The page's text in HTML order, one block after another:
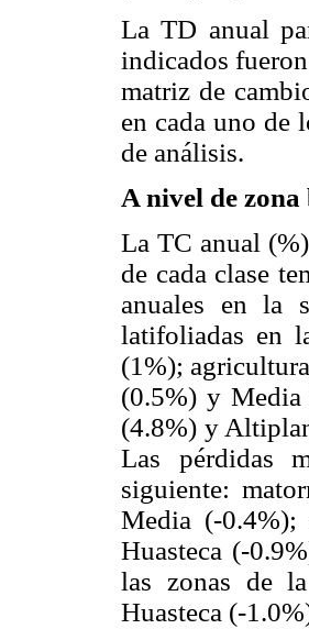
La TD anual
indicados
matriz de
en cada uno de
de análisis.
A nivel de
La TC anual
de cada clase
anuales en la
latifoliadas en
(1%);
(0.5%) y Media
(4.8%) y
Las pérdidas
siguiente:
Media (-0.4%);
Huasteca (-
las zonas de
Huasteca (-